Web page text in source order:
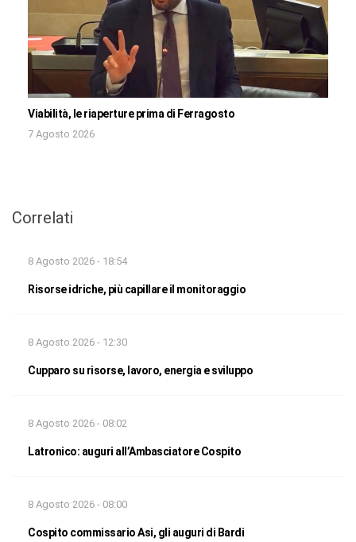
Viabilità, le riaperture prima di Ferragosto
7 Agosto 2026
Correlati
8 Agosto 2026 - 18:54
Risorse idriche, più capillare il monitoraggio
8 Agosto 2026 - 12:30
Cupparo su risorse, lavoro, energia e sviluppo
8 Agosto 2026 - 08:02
Latronico: auguri all’Ambasciatore Cospito
8 Agosto 2026 - 08:00
Cospito commissario Asi, gli auguri di Bardi